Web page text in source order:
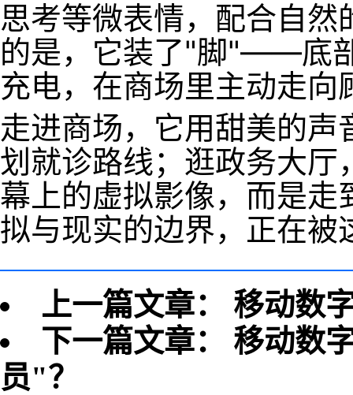
思考等微表情，配合自
的是，它装了"脚"——底
充电，在商场里主动走
走进商场，它用甜美的
划就诊路线；逛政务大
幕上的虚拟影像，而是
拟与现实的边界，正在
上一篇文章： 移动数
下一篇文章： 移动数
员"？